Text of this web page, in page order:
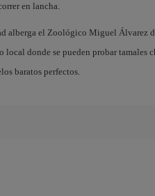
en lancha.
alberga el Zoológico Miguel Álvarez
local donde se pueden probar
baratos perfectos.